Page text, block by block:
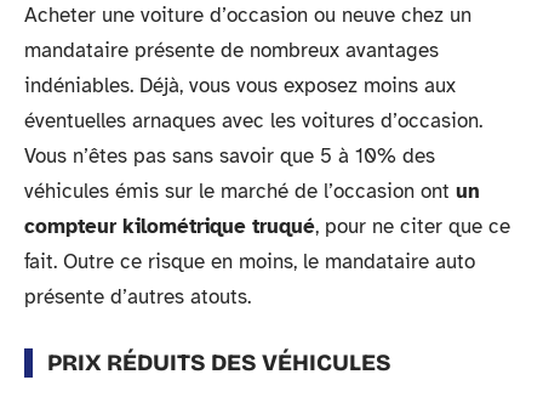
Acheter une voiture d’occasion ou neuve chez un
mandataire présente de nombreux avantages
indéniables. Déjà, vous vous exposez moins aux
éventuelles arnaques avec les voitures d’occasion.
Vous n’êtes pas sans savoir que 5 à 10% des
véhicules émis sur le marché de l’occasion ont un
compteur kilométrique truqué, pour ne citer que ce
fait. Outre ce risque en moins, le mandataire auto
présente d’autres atouts.
PRIX RÉDUITS DES VÉHICULES